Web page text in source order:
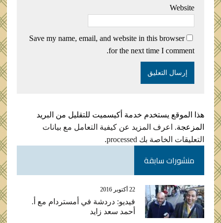
Website
Save my name, email, and website in this browser
for the next time I comment.
هذا الموقع يستخدم خدمة أكيسميت للتقليل من البريد
المزعجة.
اعرف المزيد عن كيفية التعامل مع بيانات
التعليقات الخاصة بك processed
.
منشورات سابقة
22 أكتوبر 2016
فيديو: دردشة في أمستردام مع أ.
أحمد سعد زايد